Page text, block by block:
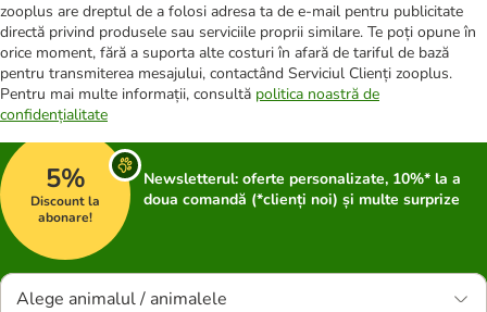
zooplus are dreptul de a folosi adresa ta de e-mail pentru publicitate
directă privind produsele sau serviciile proprii similare. Te poți opune în
orice moment, fără a suporta alte costuri în afară de tariful de bază
pentru transmiterea mesajului, contactând Serviciul Clienți zooplus.
Pentru mai multe informații, consultă politica noastră de
confidențialitate
5%
Discount la
abonare!
Newsletterul: oferte personalizate, 10%* la a
doua comandă (*clienți noi) și multe surprize
Alege animalul / animalele